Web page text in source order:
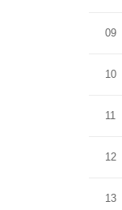
09
10
11
12
13